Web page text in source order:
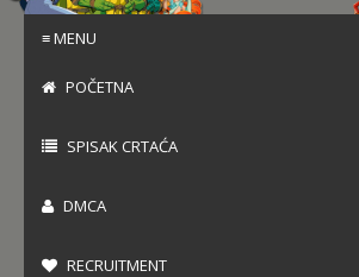
≡ MENU
POČETNA
SPISAK CRTAĆA
DMCA
RECRUITMENT